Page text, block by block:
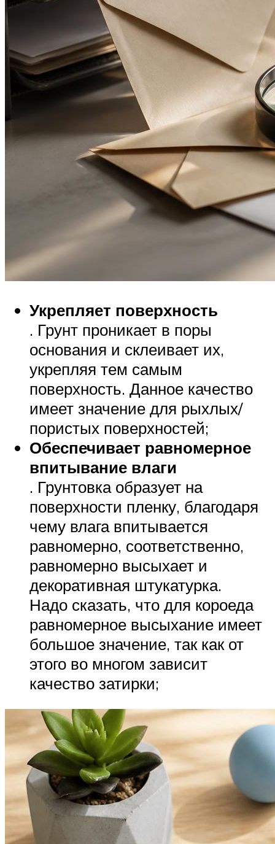
Укрепляет поверхность
. Грунт проникает в поры
основания и склеивает их,
укрепляя тем самым
поверхность. Данное качество
имеет значение для рыхлых/
пористых поверхностей;
Обеспечивает равномерное
впитывание влаги
. Грунтовка образует на
поверхности пленку, благодаря
чему влага впитывается
равномерно, соответственно,
равномерно высыхает и
декоративная штукатурка.
Надо сказать, что для короеда
равномерное высыхание имеет
большое значение, так как от
этого во многом зависит
качество затирки;